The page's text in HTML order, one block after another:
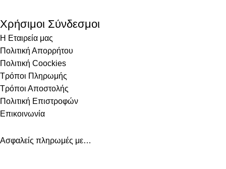
Χρήσιμοι Σύνδεσμοι
Η Εταιρεία μας
Πολιτική Απορρήτου
Πολιτική Coockies
Τρόποι Πληρωμής
Τρόποι Αποστολής
Πολιτική Επιστροφών
Επικοινωνία
Ασφαλείς πληρωμές με…